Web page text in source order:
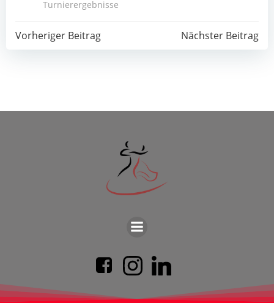
Turnierergebnisse
Post
Vorheriger Beitrag
PostNächster Beitrag